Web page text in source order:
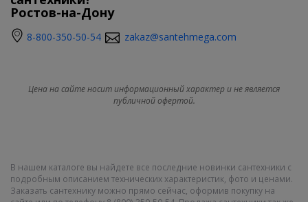
Ростов-на-Дону
8-800-350-50-54 zakaz@santehmega.com
Цена на сайте носит информационный характер и не является
публичной офертой.
В нашем каталоге вы найдете все последние новинки сантехники с
подробным описанием технических характеристик, фото и ценами.
Заказать сантехнику можно прямо сейчас, оформив покупку на